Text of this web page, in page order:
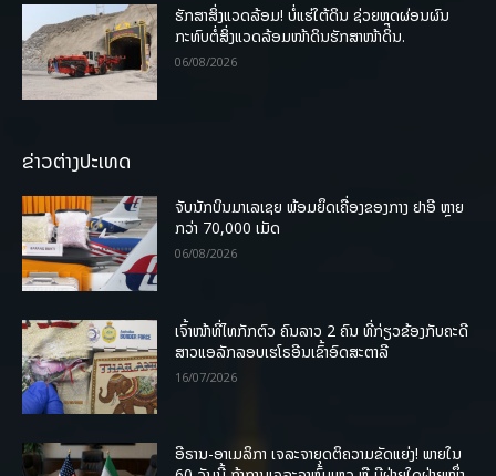
ຮັກສາສິ່ງແວດລ້ອມ! ບໍ່ແຮ່ໃຕ້ດິນ ຊ່ວຍຫຼຸດຜ່ອນຜົນ
ກະທົບຕໍ່ສິ່ງແວດລ້ອມໜ້າດິນຮັກສາໜ້າດິນ.
06/08/2026
ຂ່າວຕ່າງປະເທດ
ຈັບນັກບິນມາເລເຊຍ ພ້ອມຍຶດເຄື່ອງຂອງກາງ ຢາອີ ຫຼາຍ
ກວ່າ 70,000 ເມັດ
06/08/2026
ເຈົ້າໜ້າທີ່ໄທກັກຕົວ ຄົນລາວ 2 ຄົນ ທີ່ກ່ຽວຂ້ອງກັບຄະດີ
ສາວແອລັກລອບເຮໂຣອີນເຂົ້າອົດສະຕາລີ
16/07/2026
ອີຣານ-ອາເມລິກາ ເຈລະຈາຍຸດຕິຄວາມຂັດແຍ່ງ! ພາຍໃນ